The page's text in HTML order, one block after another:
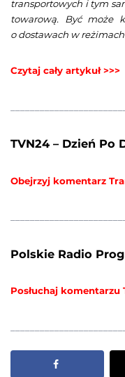
transportowych i tym
towarową. Być może
o dostawach w
Czytaj cały artykuł >>>
TVN24 – Dzień Po
Obejrzyj komentarz
Polskie Radio
Posłuchaj